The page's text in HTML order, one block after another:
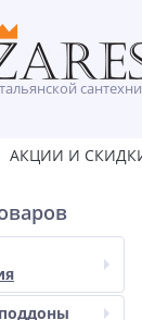
АКЦИИ И